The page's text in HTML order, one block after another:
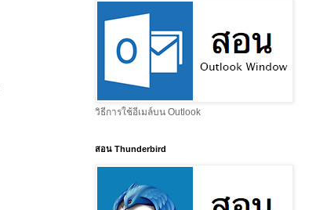
วิธีการใช้อีเมล์บน Outlook
สอน Thunderbird